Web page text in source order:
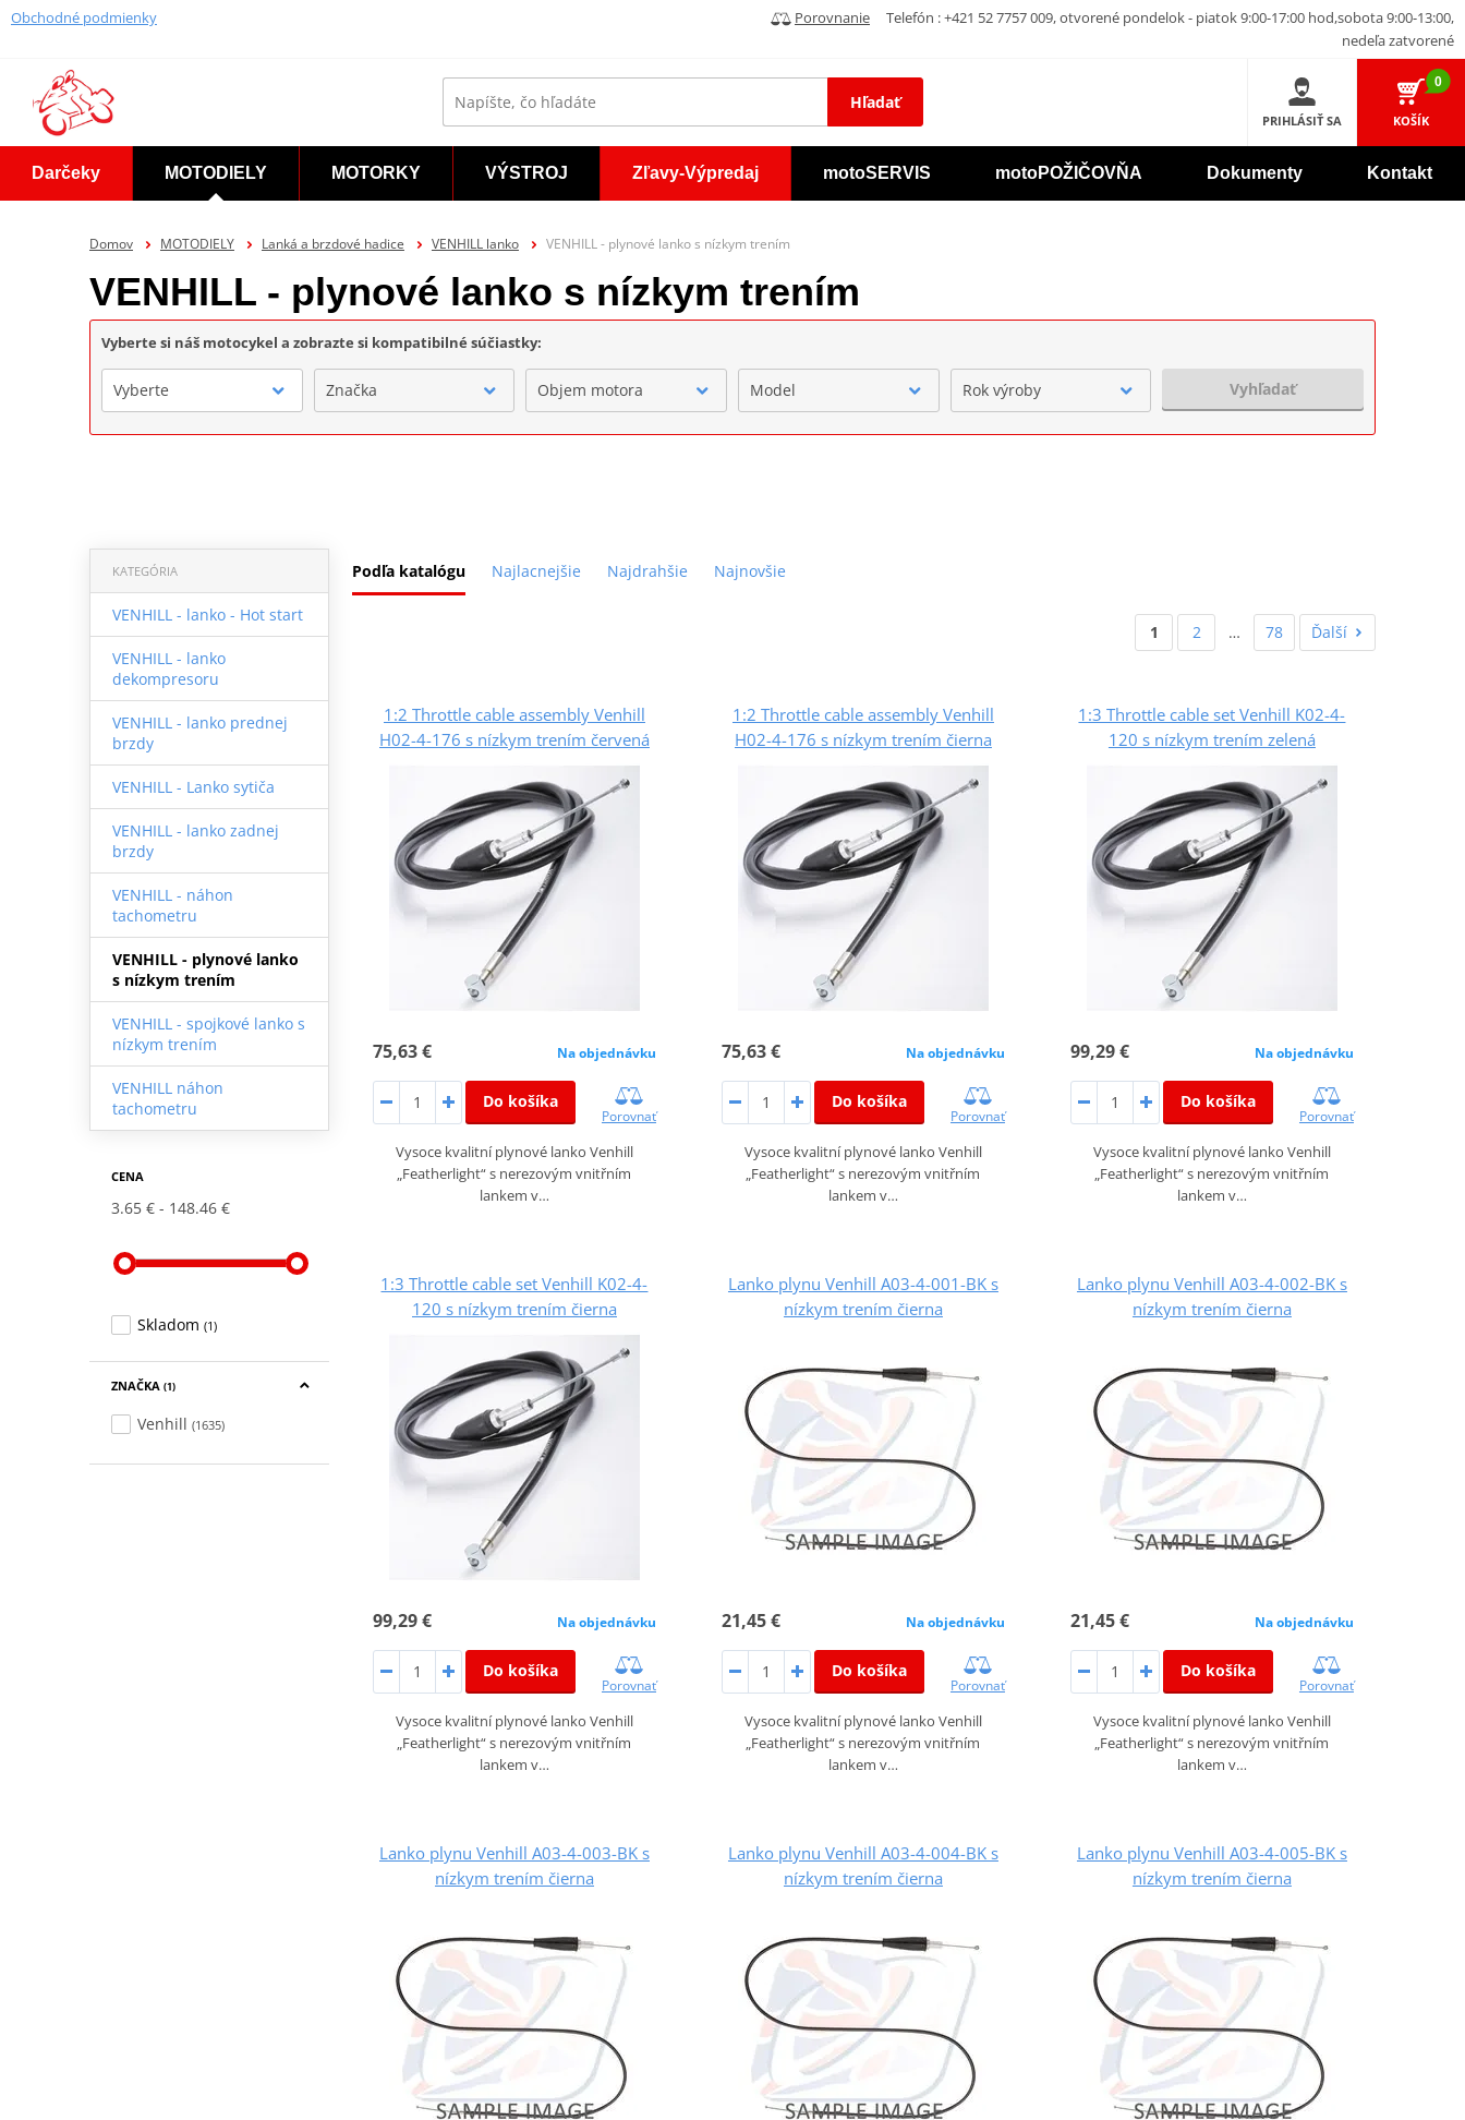
Obchodné podmienky Porovnanie
Telefón : +421 52 7757 009, otvorené pondelok - piatok 9:00-17:00 hod,sobota 9:00-13:00,
nedeľa zatvorené
Hľadať
PRIHLÁSIŤ SA
0
KOŠÍK
Darčeky MOTODIELY MOTORKY VÝSTROJ Zľavy-Výpredaj motoSERVIS motoPOŽIČOVŇA Dokumenty Kontakt
Domov MOTODIELY Lanká a brzdové hadice VENHILL lanko VENHILL - plynové lanko s nízkym trením
VENHILL - plynové lanko s nízkym trením
Vyberte si náš motocykel a zobrazte si kompatibilné súčiastky:
Vyberte Značka Objem motora Model Rok výroby Vyhľadať
Podľa katalógu Najlacnejšie Najdrahšie Najnovšie
KATEGÓRIA
VENHILL - lanko - Hot start
VENHILL - lanko
dekompresoru
VENHILL - lanko prednej
brzdy
VENHILL - Lanko sytiča
VENHILL - lanko zadnej
brzdy
VENHILL - náhon
tachometru
VENHILL - plynové lanko
s nízkym trením
VENHILL - spojkové lanko s
nízkym trením
VENHILL náhon
tachometru
CENA
3.65 € 148.46 €
Skladom (1)
ZNAČKA (1)
Venhill (1635)
1 2 … 78 Ďalší
1:2 Throttle cable assembly Venhill
H02-4-176 s nízkym trením červená
75,63 € Na objednávku
Do košíka
Porovnať
Vysoce kvalitní plynové lanko Venhill
„Featherlight“ s nerezovým vnitřním
lankem v…
1:2 Throttle cable assembly Venhill
H02-4-176 s nízkym trením čierna
75,63 € Na objednávku
Do košíka
Porovnať
Vysoce kvalitní plynové lanko Venhill
„Featherlight“ s nerezovým vnitřním
lankem v…
1:3 Throttle cable set Venhill K02-4-
120 s nízkym trením zelená
99,29 € Na objednávku
Do košíka
Porovnať
Vysoce kvalitní plynové lanko Venhill
„Featherlight“ s nerezovým vnitřním
lankem v…
1:3 Throttle cable set Venhill K02-4-
120 s nízkym trením čierna
99,29 € Na objednávku
Do košíka
Porovnať
Vysoce kvalitní plynové lanko Venhill
„Featherlight“ s nerezovým vnitřním
lankem v…
Lanko plynu Venhill A03-4-001-BK s
nízkym trením čierna
21,45 € Na objednávku
Do košíka
Porovnať
Vysoce kvalitní plynové lanko Venhill
„Featherlight“ s nerezovým vnitřním
lankem v…
Lanko plynu Venhill A03-4-002-BK s
nízkym trením čierna
21,45 € Na objednávku
Do košíka
Porovnať
Vysoce kvalitní plynové lanko Venhill
„Featherlight“ s nerezovým vnitřním
lankem v…
Lanko plynu Venhill A03-4-003-BK s
nízkym trením čierna
Lanko plynu Venhill A03-4-004-BK s
nízkym trením čierna
Lanko plynu Venhill A03-4-005-BK s
nízkym trením čierna